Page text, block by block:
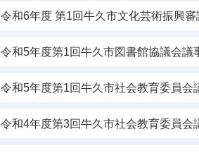
令和6年度 第1回牛久市文化芸術振興
令和5年度第1回牛久市図書館協議会議
令和5年度第1回牛久市社会教育委員会
令和4年度第3回牛久市社会教育委員会